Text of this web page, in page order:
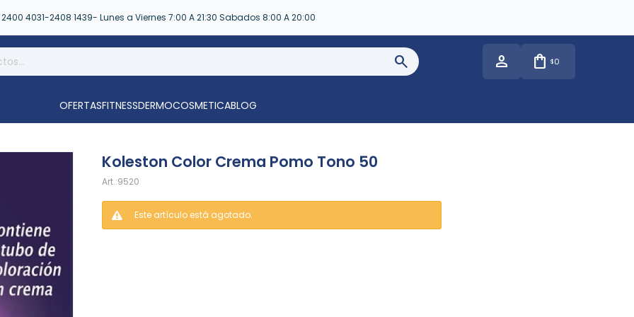
2400 4031-2408 1439- Lunes a Viernes 7:00 A 21:30 Sabados 8:00 A 20:00
$0
OFERTASFITNESSDERMOCOSMETICABLOG
Koleston Color Crema Pomo Tono 50
9520
Este artículo está agotado.